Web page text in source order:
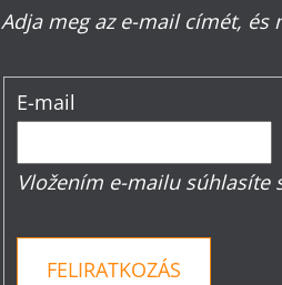
Adja meg az e-mail címét,
E-mail
Vložením e-mailu súhlasíte
FELIRATKOZÁS